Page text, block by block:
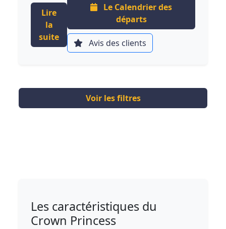
Lire
la
suite
Le Calendrier des
départs
Avis des clients
Voir les filtres
Les caractéristiques du
Crown Princess